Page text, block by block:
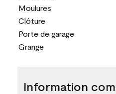
Moulures
Clôture
Porte de garage
Grange
Information